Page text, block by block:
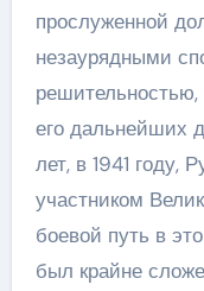
прослуженной
незаурядными
его дальнейших
лет, в 1941 году,
участником
боевой путь в
был крайне